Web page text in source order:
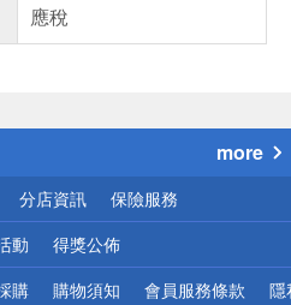
應稅
心！
more
分店資訊 保險服務
動 得獎公佈
購 購物須知 會員服務條款 隱